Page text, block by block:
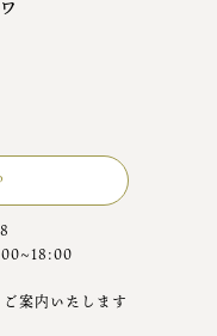
ご案内いたします